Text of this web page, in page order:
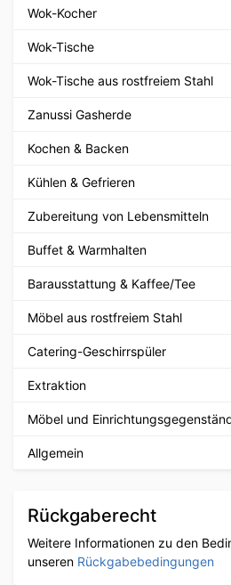
Wok-Kocher
Wok-Tische
Wok-Tische aus rostfreiem Stahl
Zanussi Gasherde
Kochen & Backen
Kühlen & Gefrieren
Zubereitung von Lebensmitteln
Buffet & Warmhalten
Barausstattung & Kaffee/Tee
Möbel aus rostfreiem Stahl
Catering-Geschirrspüler
Extraktion
Möbel und
Allgemein
Rückgaberecht
Weitere Informationen zu den
unseren Rückgabebedingungen